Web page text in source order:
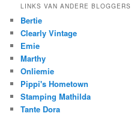
LINKS VAN ANDERE BLOGGERS
Bertie
Clearly Vintage
Emie
Marthy
Onliemie
Pippi's Hometown
Stamping Mathilda
Tante Dora